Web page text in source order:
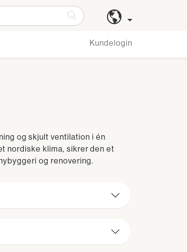
Kundelogin
og skjult ventilation i én
nordiske klima, sikrer den et
og renovering.